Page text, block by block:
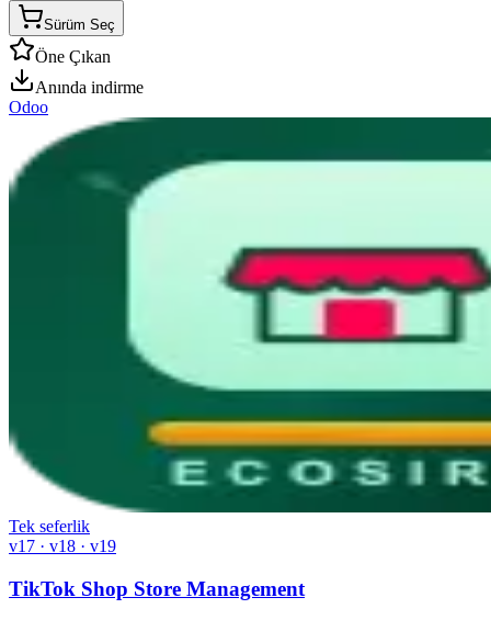
Sürüm Seç
Öne Çıkan
Anında indirme
Odoo
Tek seferlik
v17 · v18 · v19
TikTok Shop Store Management